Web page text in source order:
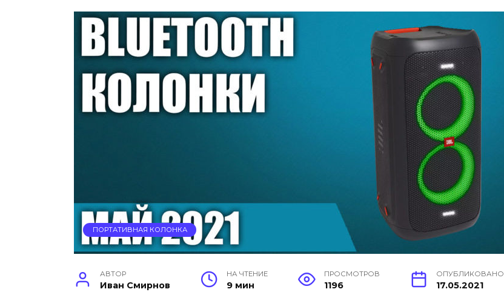
ПОРТАТИВНАЯ КОЛОНКА
АВТОР
Иван Смирнов
НА ЧТЕНИЕ
9 мин
ПРОСМОТРОВ
1196
ОПУБЛИКОВАНО
17.05.2021